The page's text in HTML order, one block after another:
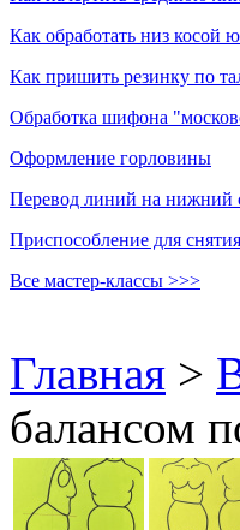
Как обработать низ косой
Как пришить резинку по
Обработка шифона
Оформление горловины
Перевод линий на нижний
Приспособление для
Все мастер-классы >>>
Главная >
балансом